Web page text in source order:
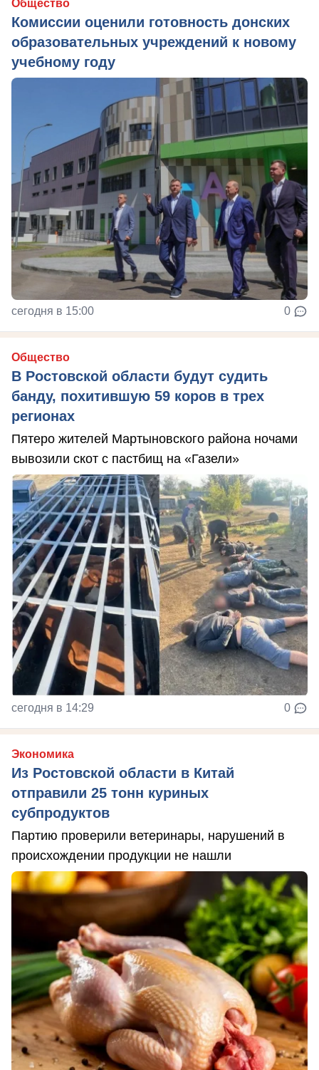
Общество
Комиссии оценили готовность донских
образовательных учреждений к новому
учебному году
сегодня в 15:00 0
Общество
В Ростовской области будут судить
банду, похитившую 59 коров в трех
регионах
Пятеро жителей Мартыновского района ночами
вывозили скот с пастбищ на «Газели»
сегодня в 14:29 0
Экономика
Из Ростовской области в Китай
отправили 25 тонн куриных
субпродуктов
Партию проверили ветеринары, нарушений в
происхождении продукции не нашли